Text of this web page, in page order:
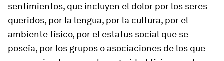
sentimientos, que incluyen el dolor por los seres
queridos, por la lengua, por la cultura, por el
ambiente físico, por el estatus social que se
poseía, por los grupos o asociaciones de los que